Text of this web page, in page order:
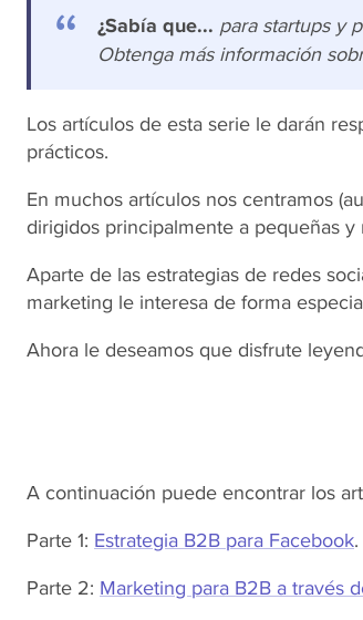
¿Sabía que... para startups y
Obtenga más información
Los artículos de esta serie le darán
prácticos.
En muchos artículos nos centramos
dirigidos principalmente a pequeñas
Aparte de las estrategias de redes
marketing le interesa de forma
Ahora le deseamos que disfrute
A continuación puede encontrar los
Parte 1: Estrategia B2B para Facebook
Parte 2: Marketing para B2B a través